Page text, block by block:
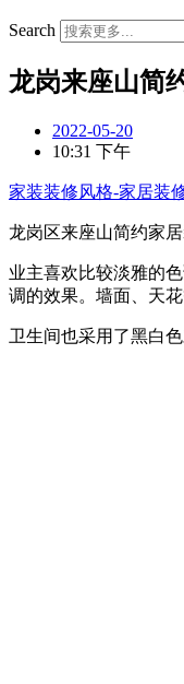
Search
龙岗来座山简
2022-05-20
10:31 下午
家装装修风格-家居装
龙岗区来座山简约家
业主喜欢比较淡雅的
调的效果。墙面、天
卫生间也采用了黑白